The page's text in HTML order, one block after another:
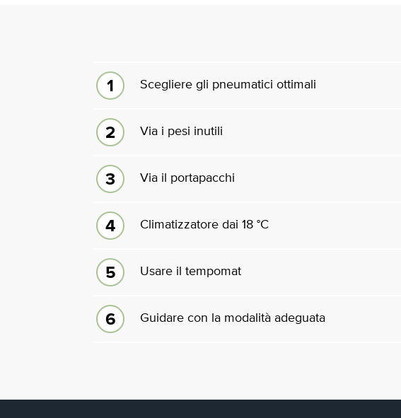
Scegliere gli pneumatici ottimali
Via i pesi inutili
Via il portapacchi
Climatizzatore dai 18 °C
Usare il tempomat
Guidare con la modalità adeguata